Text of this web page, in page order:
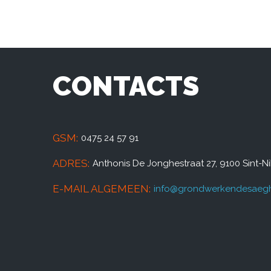
CONTACTS
GSM: 0475 24 57 91
ADRES: Anthonis De Jonghestraat 27, 9100 Sint-
E-MAIL ALGEMEEN: